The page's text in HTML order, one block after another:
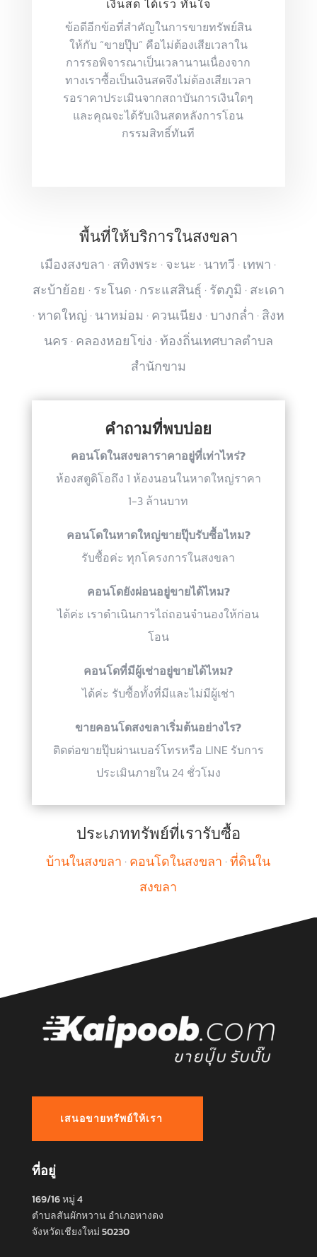
ข้อดีอีกข้อที่สำคัญในการขายทรัพย์สิน
ให้กับ “ขายปุ๊บ” คือไม่ต้องเสียเวลาใน
การรอพิจารณาเป็นเวลานานเนื่องจาก
ทางเราซื้อเป็นเงินสดจึงไม่ต้องเสียเวลา
รอราคาประเมินจากสถาบันการเงินใดๆ
และคุณจะได้รับเงินสดหลังการโอน
กรรมสิทธิ์ทันที
พื้นที่ให้บริการในสงขลา
เมืองสงขลา · สทิงพระ · จะนะ · นาทวี · เทพา ·
สะบ้าย้อย · ระโนด · กระแสสินธุ์ · รัตภูมิ · สะเดา
· หาดใหญ่ · นาหม่อม · ควนเนียง · บางกล่ำ · สิงห
นคร · คลองหอยโข่ง · ท้องถิ่นเทศบาลตำบล
สำนักขาม
คำถามที่พบบ่อย
คอนโดในสงขลาราคาอยู่ที่เท่าไหร่?
ห้องสตูดิโอถึง 1 ห้องนอนในหาดใหญ่ราคา
1-3 ล้านบาท
คอนโดในหาดใหญ่ขายปุ๊บรับซื้อไหม?
รับซื้อค่ะ ทุกโครงการในสงขลา
คอนโดยังผ่อนอยู่ขายได้ไหม?
ได้ค่ะ เราดำเนินการไถ่ถอนจำนองให้ก่อน
โอน
คอนโดที่มีผู้เช่าอยู่ขายได้ไหม?
ได้ค่ะ รับซื้อทั้งที่มีและไม่มีผู้เช่า
ขายคอนโดสงขลาเริ่มต้นอย่างไร?
ติดต่อขายปุ๊บผ่านเบอร์โทรหรือ LINE รับการ
ประเมินภายใน 24 ชั่วโมง
ประเภททรัพย์ที่เรารับซื้อ
บ้านในสงขลา ·คอนโดในสงขลา ·ที่ดินใน
สงขลา
เสนอขายทรัพย์ให้เรา
ที่อยู่
169/16 หมู่ 4
ตำบลสันผักหวาน อำเภอหางดง
จังหวัดเชียงใหม่ 50230